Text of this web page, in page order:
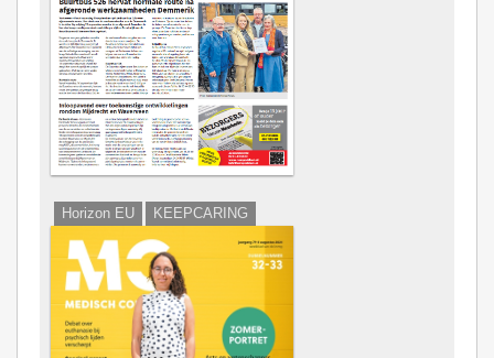
Horizon EU KEEPCARING